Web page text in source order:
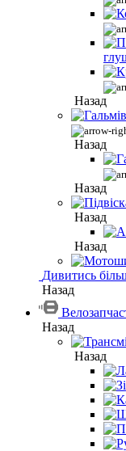
Назад
Назад
Назад
Назад
Назад
Дивитись
Назад
Назад
Назад